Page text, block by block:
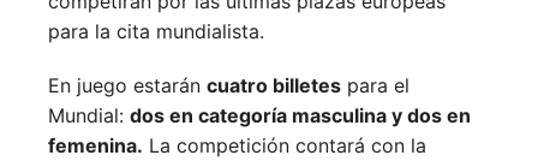
para la cita mundialista.
En juego estarán cuatro billetes para el
Mundial: dos en categoría masculina y dos en
femenina. La competición contará con la